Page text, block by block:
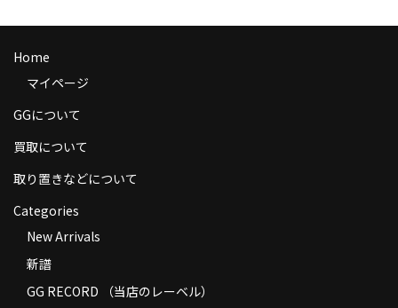
商品の発送
お支払い方法
返品
Privacy Policy
特定商取引法に基づく表示
Home
マイページ
GGについて
買取について
取り置きなどについて
Categories
New Arrivals
新譜
GG RECORD （当店のレーベル）